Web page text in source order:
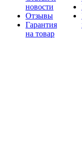
новости
Отзывы
Гарантия
на товар